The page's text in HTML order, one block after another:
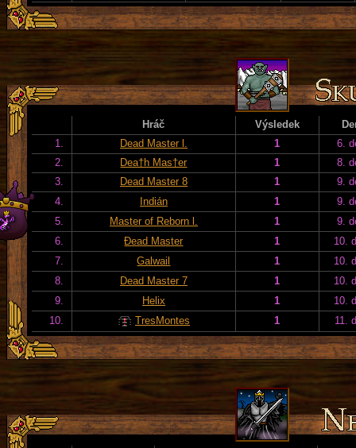
Hráč Výsledek
1.
Dead Master l. 1
6.
2.
Dea†h Mas†er 1
8.
3.
Dead Master 8 1
9.
4.
Indián 1
9.
5.
Master of Reborn l. 1
9.
6.
Đead Master 1
10.
7.
Galwail 1
10.
8.
Dead Master 7 1
10.
9.
Helix 1
10.
10.
TresMontes 1 11.